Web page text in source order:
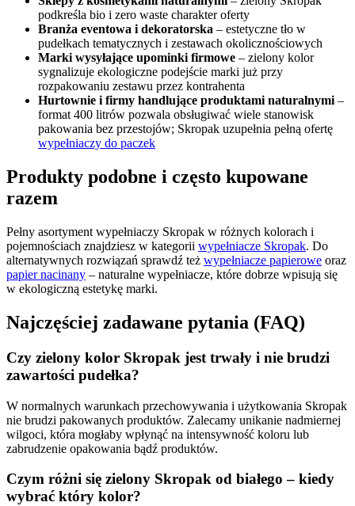
podkreśla bio i zero waste charakter oferty
Branża eventowa i dekoratorska – estetyczne tło w
pudełkach tematycznych i zestawach okolicznościowych
Marki wysyłające upominki firmowe – zielony kolor
sygnalizuje ekologiczne podejście marki już przy
rozpakowaniu zestawu przez kontrahenta
Hurtownie i firmy handlujące produktami naturalnymi –
format 400 litrów pozwala obsługiwać wiele stanowisk
pakowania bez przestojów; Skropak uzupełnia pełną ofertę
wypełniaczy do paczek
Produkty podobne i często kupowane
razem
Pełny asortyment wypełniaczy Skropak w różnych kolorach i
pojemnościach znajdziesz w kategorii wypełniacze Skropak. Do
alternatywnych rozwiązań sprawdź też wypełniacze papierowe oraz
papier nacinany – naturalne wypełniacze, które dobrze wpisują się
w ekologiczną estetykę marki.
Najczęściej zadawane pytania (FAQ)
Czy zielony kolor Skropak jest trwały i nie brudzi
zawartości pudełka?
W normalnych warunkach przechowywania i użytkowania Skropak
nie brudzi pakowanych produktów. Zalecamy unikanie nadmiernej
wilgoci, która mogłaby wpłynąć na intensywność koloru lub
zabrudzenie opakowania bądź produktów.
Czym różni się zielony Skropak od białego – kiedy
wybrać który kolor?